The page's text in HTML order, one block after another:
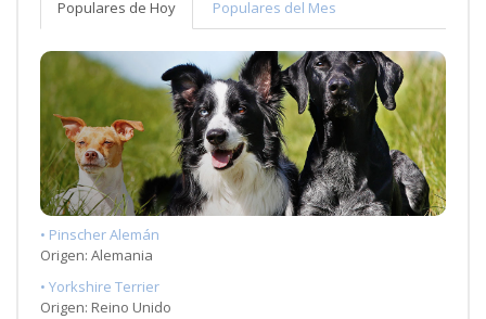
Populares de Hoy Populares del Mes
• Pinscher Alemán
Origen: Alemania
• Yorkshire Terrier
Origen: Reino Unido